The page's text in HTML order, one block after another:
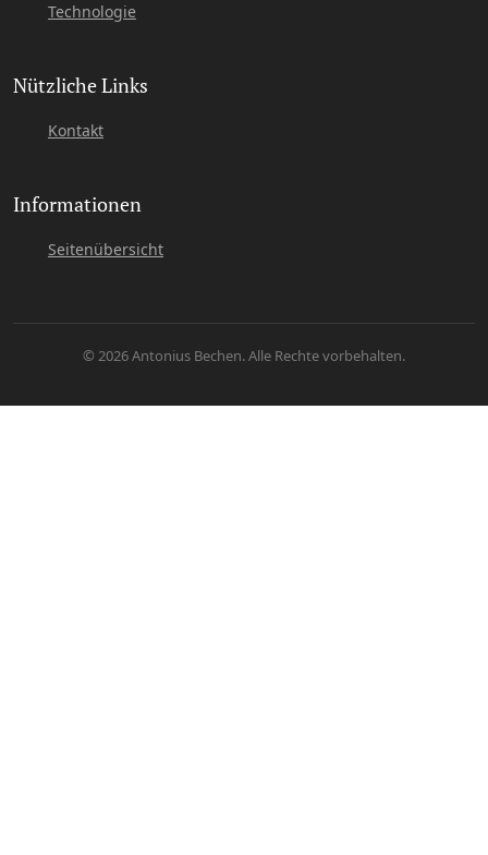
Technologie
Nützliche Links
Kontakt
Informationen
Seitenübersicht
© 2026 Antonius Bechen. Alle Rechte vorbehalten.